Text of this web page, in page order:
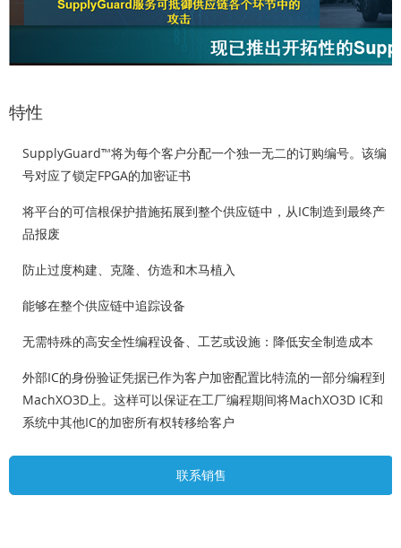
特性
SupplyGuard™将为每个客户分配一个独一无二的订购编号。该编
号对应了锁定FPGA的加密证书
将平台的可信根保护措施拓展到整个供应链中，从IC制造到最终产
品报废
防止过度构建、克隆、仿造和木马植入
能够在整个供应链中追踪设备
无需特殊的高安全性编程设备、工艺或设施：降低安全制造成本
外部IC的身份验证凭据已作为客户加密配置比特流的一部分编程到
MachXO3D上。这样可以保证在工厂编程期间将MachXO3D IC和
系统中其他IC的加密所有权转移给客户
联系销售